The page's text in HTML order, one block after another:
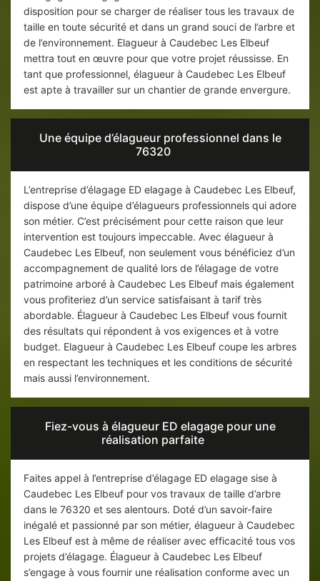
disposition pour se charger de réaliser tous les travaux de
taille en toute sécurité et dans un grand souci de l’arbre et
de l’environnement. Elagueur à Caudebec Les Elbeuf
mettra tout en œuvre pour que votre projet réussisse. En
tant que professionnel, élagueur à Caudebec Les Elbeuf
est apte à travailler sur un chantier de grande envergure.
Une équipe d’élagueur professionnel dans le
76320
L’entreprise d’élagage ED elagage à Caudebec Les Elbeuf,
dispose d’une équipe d’élagueurs professionnels qui adore
son métier. C’est précisément pour cette raison que leur
intervention est toujours impeccable. Avec élagueur à
Caudebec Les Elbeuf, non seulement vous bénéficiez d’un
accompagnement de qualité lors de l’élagage de votre
patrimoine arboré à Caudebec Les Elbeuf mais également
vous profiteriez d’un service satisfaisant à tarif très
abordable. Élagueur à Caudebec Les Elbeuf vous fournit
des résultats qui répondent à vos exigences et à votre
budget. Elagueur à Caudebec Les Elbeuf coupe les arbres
en respectant les techniques et les conditions de sécurité
mais aussi l’environnement.
Fiez-vous à élagueur ED elagage pour une
réalisation parfaite
Faites appel à l’entreprise d’élagage ED elagage sise à
Caudebec Les Elbeuf pour vos travaux de taille d’arbre
dans le 76320 et ses alentours. Doté d’un savoir-faire
inégalé et passionné par son métier, élagueur à Caudebec
Les Elbeuf est à même de réaliser avec efficacité tous vos
projets d’élagage. Élagueur à Caudebec Les Elbeuf
s’engage à vous fournir une réalisation conforme avec un